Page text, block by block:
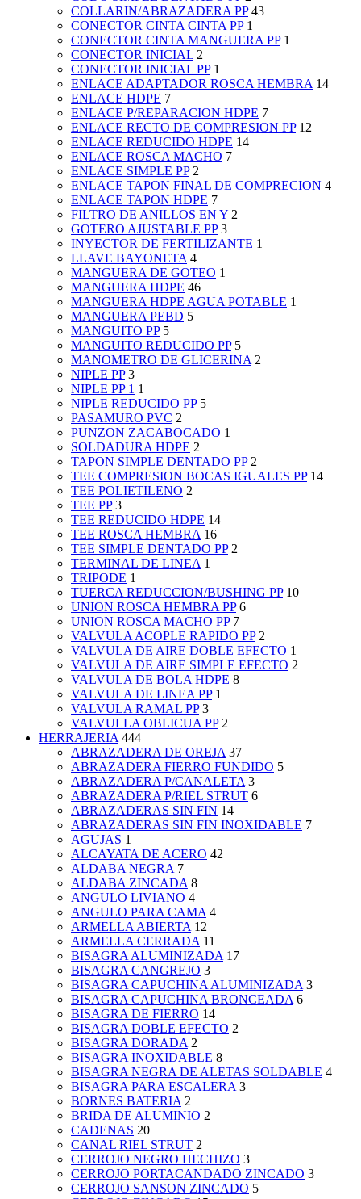
COLLARIN/ABRAZADERA PP 43
CONECTOR CINTA CINTA PP 1
CONECTOR CINTA MANGUERA PP 1
CONECTOR INICIAL 2
CONECTOR INICIAL PP 1
ENLACE ADAPTADOR ROSCA HEMBRA 14
ENLACE HDPE 7
ENLACE P/REPARACION HDPE 7
ENLACE RECTO DE COMPRESION PP 12
ENLACE REDUCIDO HDPE 14
ENLACE ROSCA MACHO 7
ENLACE SIMPLE PP 2
ENLACE TAPON FINAL DE COMPRECION 4
ENLACE TAPON HDPE 7
FILTRO DE ANILLOS EN Y 2
GOTERO AJUSTABLE PP 3
INYECTOR DE FERTILIZANTE 1
LLAVE BAYONETA 4
MANGUERA DE GOTEO 1
MANGUERA HDPE 46
MANGUERA HDPE AGUA POTABLE 1
MANGUERA PEBD 5
MANGUITO PP 5
MANGUITO REDUCIDO PP 5
MANOMETRO DE GLICERINA 2
NIPLE PP 3
NIPLE PP 1 1
NIPLE REDUCIDO PP 5
PASAMURO PVC 2
PUNZON ZACABOCADO 1
SOLDADURA HDPE 2
TAPON SIMPLE DENTADO PP 2
TEE COMPRESION BOCAS IGUALES PP 14
TEE POLIETILENO 2
TEE PP 3
TEE REDUCIDO HDPE 14
TEE ROSCA HEMBRA 16
TEE SIMPLE DENTADO PP 2
TERMINAL DE LINEA 1
TRIPODE 1
TUERCA REDUCCION/BUSHING PP 10
UNION ROSCA HEMBRA PP 6
UNION ROSCA MACHO PP 7
VALVULA ACOPLE RAPIDO PP 2
VALVULA DE AIRE DOBLE EFECTO 1
VALVULA DE AIRE SIMPLE EFECTO 2
VALVULA DE BOLA HDPE 8
VALVULA DE LINEA PP 1
VALVULA RAMAL PP 3
VALVULLA OBLICUA PP 2
HERRAJERIA 444
ABRAZADERA DE OREJA 37
ABRAZADERA FIERRO FUNDIDO 5
ABRAZADERA P/CANALETA 3
ABRAZADERA P/RIEL STRUT 6
ABRAZADERAS SIN FIN 14
ABRAZADERAS SIN FIN INOXIDABLE 7
AGUJAS 1
ALCAYATA DE ACERO 42
ALDABA NEGRA 7
ALDABA ZINCADA 8
ANGULO LIVIANO 4
ANGULO PARA CAMA 4
ARMELLA ABIERTA 12
ARMELLA CERRADA 11
BISAGRA ALUMINIZADA 17
BISAGRA CANGREJO 3
BISAGRA CAPUCHINA ALUMINIZADA 3
BISAGRA CAPUCHINA BRONCEADA 6
BISAGRA DE FIERRO 14
BISAGRA DOBLE EFECTO 2
BISAGRA DORADA 2
BISAGRA INOXIDABLE 8
BISAGRA NEGRA DE ALETAS SOLDABLE 4
BISAGRA PARA ESCALERA 3
BORNES BATERIA 2
BRIDA DE ALUMINIO 2
CADENAS 20
CANAL RIEL STRUT 2
CERROJO NEGRO HECHIZO 3
CERROJO PORTACANDADO ZINCADO 3
CERROJO SANSON ZINCADO 5